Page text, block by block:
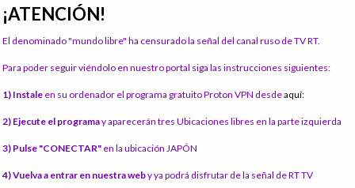
¡ATENCIÓN!
El denominado "mundo libre" ha censurado la señal del canal ruso de TV RT.
Para poder seguir viéndolo en nuestro portal siga las instrucciones siguientes:
1) Instale en su ordenador el programa gratuito Proton VPN desdeaquí:
2) Ejecute el programay aparecerán tres Ubicaciones libres en la parte izquierda
3) Pulse "CONECTAR" en la ubicación JAPÓN
4) Vuelva a entrar en nuestra weby ya podrá disfrutar de la señal de RT TV